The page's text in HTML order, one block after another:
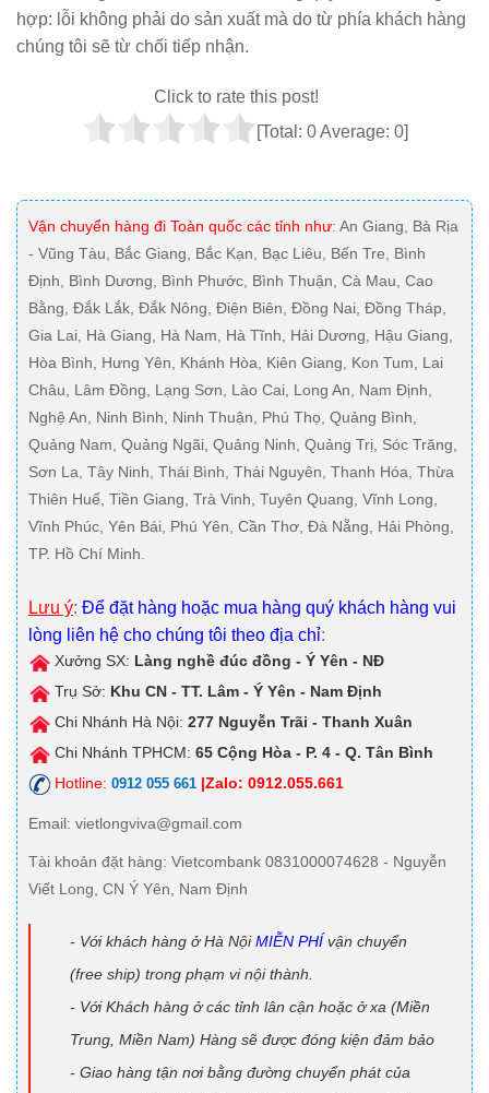
hợp: lỗi không phải do sản xuất mà do từ phía khách hàng
chúng tôi sẽ từ chối tiếp nhận.
Click to rate this post!
[Total: 0Average: 0]
Vận chuyển hàng đi Toàn quốc các tỉnh như: An Giang, Bà Rịa
- Vũng Tàu, Bắc Giang, Bắc Kạn, Bạc Liêu, Bến Tre, Bình
Định, Bình Dương, Bình Phước, Bình Thuận, Cà Mau, Cao
Bằng, Đắk Lắk, Đắk Nông, Điện Biên, Đồng Nai, Đồng Tháp,
Gia Lai, Hà Giang, Hà Nam, Hà Tĩnh, Hải Dương, Hậu Giang,
Hòa Bình, Hưng Yên, Khánh Hòa, Kiên Giang, Kon Tum, Lai
Châu, Lâm Đồng, Lạng Sơn, Lào Cai, Long An, Nam Định,
Nghệ An, Ninh Bình, Ninh Thuận, Phú Thọ, Quảng Bình,
Quảng Nam, Quảng Ngãi, Quảng Ninh, Quảng Trị, Sóc Trăng,
Sơn La, Tây Ninh, Thái Bình, Thái Nguyên, Thanh Hóa, Thừa
Thiên Huế, Tiền Giang, Trà Vinh, Tuyên Quang, Vĩnh Long,
Vĩnh Phúc, Yên Bái, Phú Yên, Cần Thơ, Đà Nẵng, Hải Phòng,
TP. Hồ Chí Minh.
Lưu ý: Để đặt hàng hoặc mua hàng quý khách hàng vui
lòng liên hệ cho chúng tôi theo địa chỉ:
Xưởng SX: Làng nghề đúc đồng - Ý Yên - NĐ
Trụ Sở: Khu CN - TT. Lâm - Ý Yên - Nam Định
Chi Nhánh Hà Nội: 277 Nguyễn Trãi - Thanh Xuân
Chi Nhánh TPHCM: 65 Cộng Hòa - P. 4 - Q. Tân Bình
Hotline: 0912 055 661 |Zalo: 0912.055.661
Email: vietlongviva@gmail.com
Tài khoản đặt hàng: Vietcombank 0831000074628 - Nguyễn
Viết Long, CN Ý Yên, Nam Định
- Với khách hàng ở Hà NộiMIỄN PHÍ vận chuyển
(free ship) trong phạm vi nội thành.
- Với Khách hàng ở các tỉnh lân cận hoặc ở xa (Miền
Trung, Miền Nam) Hàng sẽ được đóng kiện đảm bảo
- Giao hàng tận nơi bằng đường chuyển phát của